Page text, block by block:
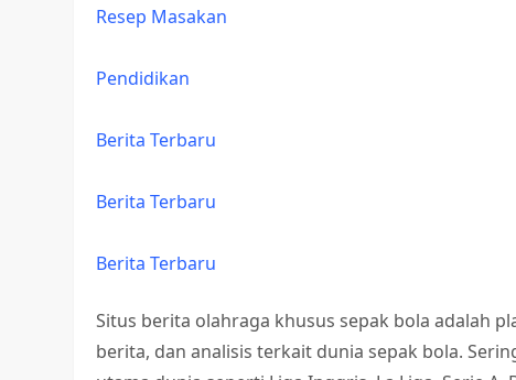
Resep Masakan
Pendidikan
Berita Terbaru
Berita Terbaru
Berita Terbaru
Situs berita olahraga khusus sepak bola adalah
berita, dan analisis terkait dunia sepak bola.